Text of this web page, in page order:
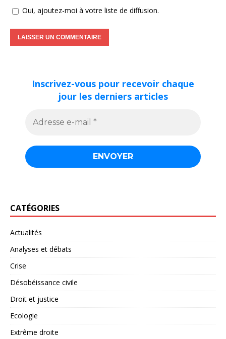
Oui, ajoutez-moi à votre liste de diffusion.
Inscrivez-vous pour recevoir chaque
jour les derniers articles
CATÉGORIES
Actualités
Analyses et débats
Crise
Désobéissance civile
Droit et justice
Ecologie
Extrême droite